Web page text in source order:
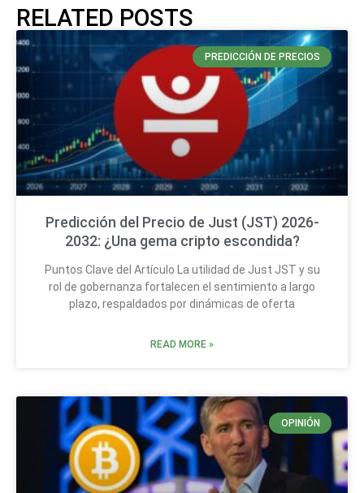
RELATED POSTS
PREDICCIÓN DE PRECIOS
Predicción del Precio de Just (JST) 2026-
2032: ¿Una gema cripto escondida?
Puntos Clave del Artículo La utilidad de Just JST y su
rol de gobernanza fortalecen el sentimiento a largo
plazo, respaldados por dinámicas de oferta
READ MORE »
OPINIÓN